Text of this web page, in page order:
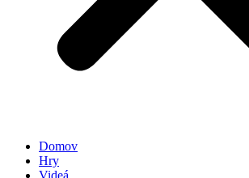
Domov
Hry
Videá